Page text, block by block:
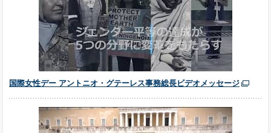
国際女性デー アントニオ・グテーレス事務総長ビデオメッセージ